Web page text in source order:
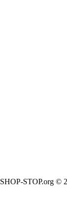
SHOP-STOP.org ©